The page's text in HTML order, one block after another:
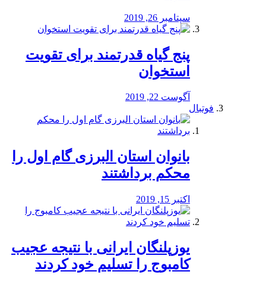
سپتامبر 26, 2019
پنج گیاه قدرتمند برای تقویت
استخوان
آگوست 22, 2019
فوتبال
بانوان استان البرزی گام اول را
محكم برداشتند
اکتبر 15, 2019
یوزپلنگان ایرانی با نتیجه عجیب
کامبوج را تسلیم خود کردند